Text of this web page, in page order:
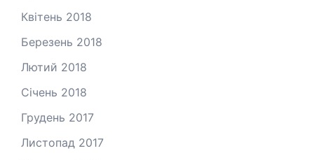
Квітень 2018
Березень 2018
Лютий 2018
Січень 2018
Грудень 2017
Листопад 2017